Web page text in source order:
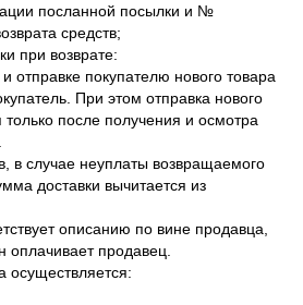
посланной посылки и №
средств;
при возврате:
отправке покупателю нового товара
При этом отправка нового
только после получения и осмотра
в случае неуплаты возвращаемого
доставки вычитается из
описанию по вине продавца,
оплачивает продавец.
осуществляется: